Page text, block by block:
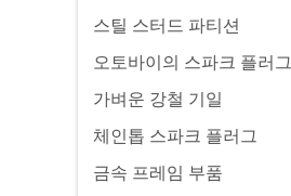
스틸 스터드 파티션
오토바이의 스파크 플러그
가벼운 강철 기일
체인톱 스파크 플러그
금속 프레임 부품